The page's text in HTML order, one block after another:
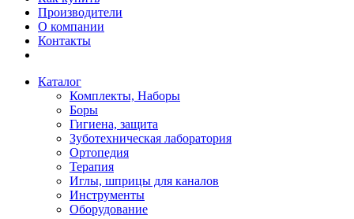
Производители
О компании
Контакты
Каталог
Комплекты, Наборы
Боры
Гигиена, защита
Зуботехническая лаборатория
Ортопедия
Терапия
Иглы, шприцы для каналов
Инструменты
Оборудование